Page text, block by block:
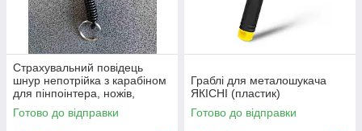
Страхувальний повідець
шнур непотрійка з карабіном
для пінпоінтера, ножів,
ліхтарів, рацій, ключів
Готово до відправки
Граблі для металошукача
ЯКІСНІ (пластик)
Готово до відправки